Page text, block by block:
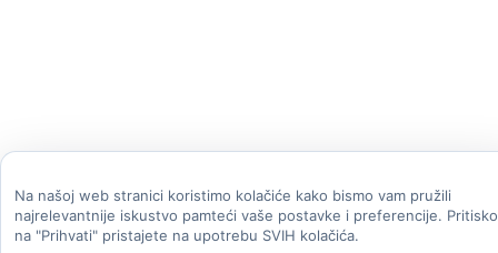
Na našoj web stranici koristimo kolačiće kako bismo vam pružili
najrelevantnije iskustvo pamteći vaše postavke i preferencije.
na "Prihvati" pristajete na upotrebu SVIH kolačića.